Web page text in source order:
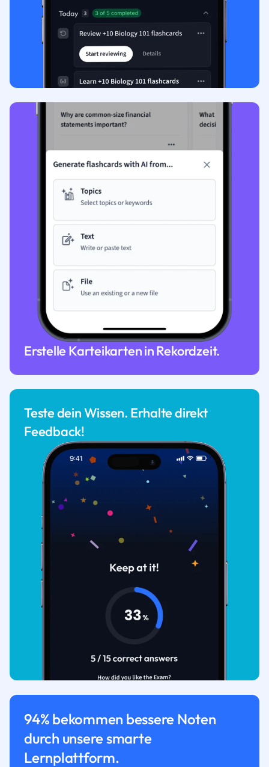
Erstelle Karteikarten in Rekordzeit.
Teste dein Wissen. Erhalte direkt
Feedback!
94% bekommen bessere Noten
durch unsere smarte
Lernplattform.